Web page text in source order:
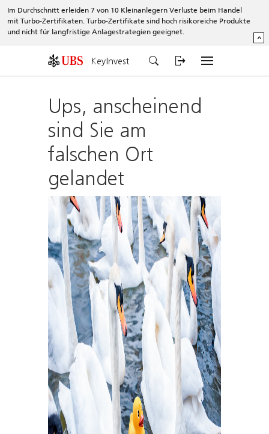
Im Durchschnitt erleiden 7 von 10 Kleinanlegern Verluste beim Handel
mit Turbo-Zertifikaten. Turbo-Zertifikate sind hoch risikoreiche Produkte
und nicht für langfristige Anlagestrategien geeignet.
^
KeyInvest
Ups, anscheinend
sind Sie am
falschen Ort
gelandet